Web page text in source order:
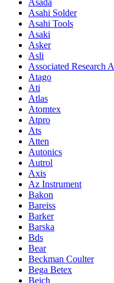
Asahi Solder
Asahi Tools
Asaki
Asker
Asli
Associated Research
Atago
Ati
Atlas
Atomtex
Atpro
Ats
Atten
Autonics
Autrol
Axis
Az Instrument
Bakon
Bareiss
Barker
Barska
Bds
Bear
Beckman Coulter
Bega Betex
Beich